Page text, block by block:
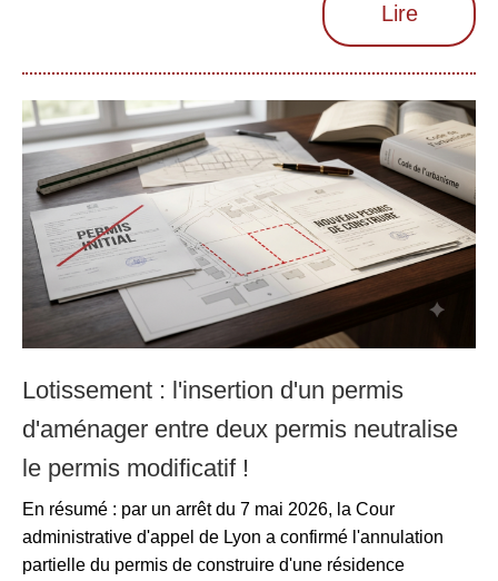
Lire
Lotissement : l'insertion d'un permis
d'aménager entre deux permis neutralise
le permis modificatif !
En résumé : par un arrêt du 7 mai 2026, la Cour
administrative d'appel de Lyon a confirmé l'annulation
partielle du permis de construire d'une résidence